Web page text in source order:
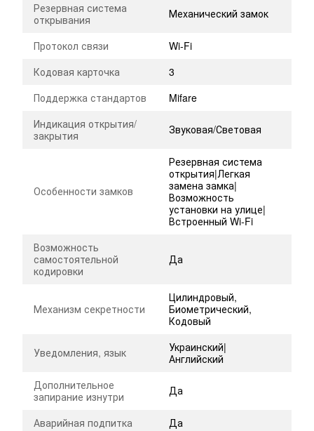
Резервная система
открывания
Механический замок
Протокол связи
Wi-Fi
Кодовая карточка
3
Поддержка стандартов
Mifare
Индикация открытия/
закрытия
Звуковая/Световая
Особенности замков
Резервная система
открытия|Легкая
замена замка|
Возможность
установки на улице|
Встроенный Wi-Fi
Возможность
самостоятельной
кодировки
Да
Механизм секретности
Цилиндровый,
Биометрический,
Кодовый
Уведомления, язык
Украинский|
Английский
Дополнительное
запирание изнутри
Да
Аварийная подпитка
Да